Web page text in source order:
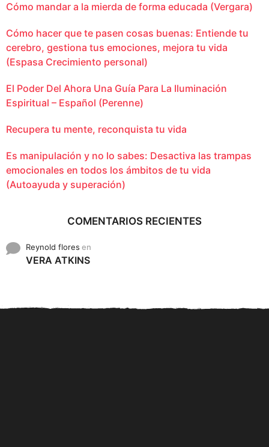
Cómo mandar a la mierda de forma educada (Vergara)
Cómo hacer que te pasen cosas buenas: Entiende tu
cerebro, gestiona tus emociones, mejora tu vida
(Espasa Crecimiento personal)
El Poder Del Ahora Una Guía Para La Iluminación
Espiritual – Español (Perenne)
Recupera tu mente, reconquista tu vida
Es manipulación y no lo sabes: Desactiva las trampas
emocionales en todos los ámbitos de tu vida
(Autoayuda y superación)
COMENTARIOS RECIENTES
Reynold flores en
VERA ATKINS